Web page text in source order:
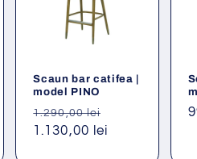
Scaun bar catifea |
model PINO
Preț
obișnuit
1.290,00 lei
1.130,00 lei